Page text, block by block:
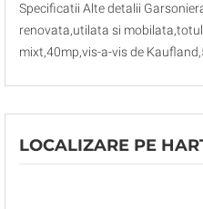
Specificatii Alte detalii
renovata,utilata si
mixt,40mp,vis-a-vis de
LOCALIZARE PE